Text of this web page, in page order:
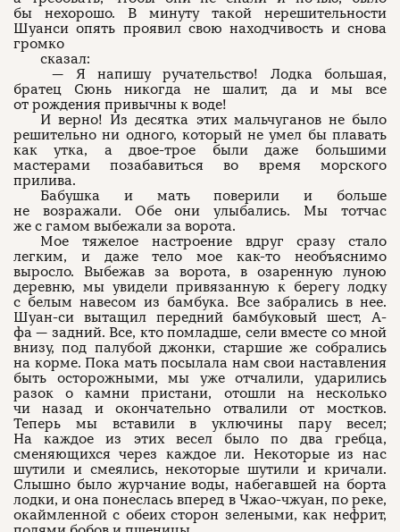
бы нехорошо. В минуту такой нерешительности
Шуанси опять проявил свою находчивость и снова
громко
сказал:
— Я напишу ручательство! Лодка большая,
братец Сюнь никогда не шалит, да и мы все
от рождения привычны к воде!
И верно! Из десятка этих мальчуганов не было
решительно ни одного, который не умел бы плавать
как утка, а двое-трое были даже большими
мастерами позабавиться во время морского
прилива.
Бабушка и мать поверили и больше
не возражали. Обе они улыбались. Мы тотчас
же с гамом выбежали за ворота.
Мое тяжелое настроение вдруг сразу стало
легким, и даже тело мое как-то необъяснимо
выросло. Выбежав за ворота, в озаренную луною
деревню, мы увидели привязанную к берегу лодку
с белым навесом из бамбука. Все забрались в нее.
Шуан-си вытащил передний бамбуковый шест, А-
фа — задний. Все, кто помладше, сели вместе со мной
внизу, под палубой джонки, старшие же собрались
на корме. Пока мать посылала нам свои наставления
быть осторожными, мы уже отчалили, ударились
разок о камни пристани, отошли на несколько
чи назад и окончательно отвалили от мостков.
Теперь мы вставили в уключины пару весел;
На каждое из этих весел было по два гребца,
сменяющихся через каждое ли. Некоторые из нас
шутили и смеялись, некоторые шутили и кричали.
Слышно было журчание воды, набегавшей на борта
лодки, и она понеслась вперед в Чжао-чжуан, по реке,
окаймленной с обеих сторон зелеными, как нефрит,